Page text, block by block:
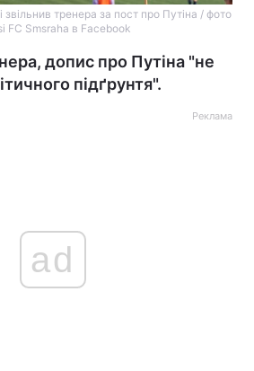
тренера за пост про Путіна / фото
FC Smsraha в Facebook
допис про Путіна "не
підґрунтя".
Реклама
ad